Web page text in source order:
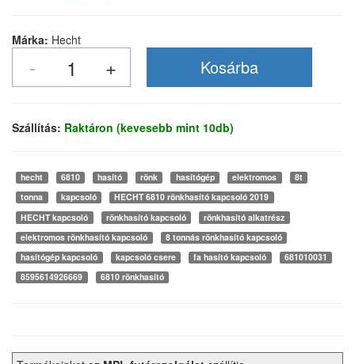
Márka: Hecht
Szállítás: Raktáron (kevesebb mint 10db)
hecht 6810 hasító rönk hasítógép elektromos
8t
tonna
kapcsoló
HECHT 6810 rönkhasító kapcsoló 2019
HECHT kapcsoló
rönkhasító kapcsoló
rönkhasító alkatrész
elektromos rönkhasító kapcsoló
8 tonnás rönkhasító kapcsoló
hasítógép kapcsoló
kapcsoló csere fa hasító kapcsoló
681010031
8595614926669
6810 rönkhasító